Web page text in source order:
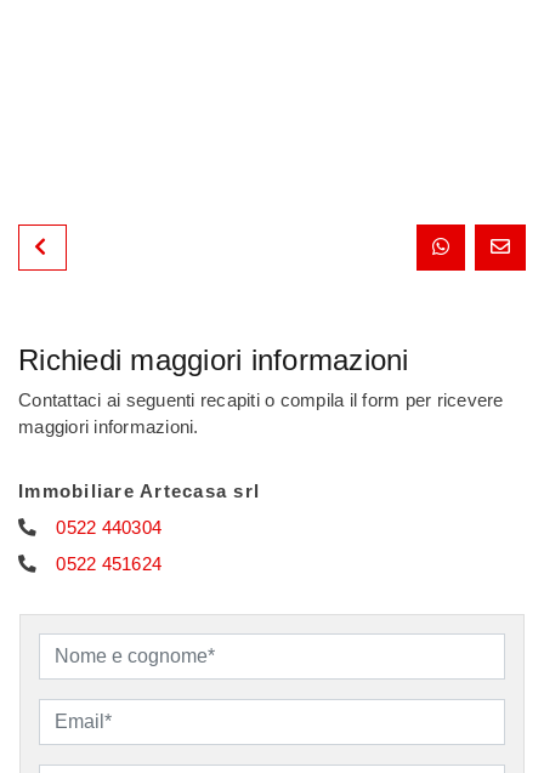
Richiedi maggiori informazioni
Contattaci ai seguenti recapiti o compila il form per ricevere
maggiori informazioni.
Immobiliare Artecasa srl
0522 440304
0522 451624